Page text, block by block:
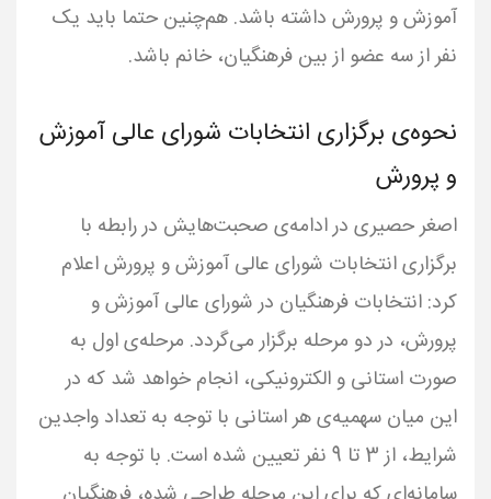
آموزش و پرورش داشته باشد. هم‌چنین حتما باید یک
نفر از سه عضو از بین فرهنگیان، خانم باشد.
نحوه‌ی برگزاری انتخابات شورای عالی آموزش
و پرورش
اصغر حصیری در ادامه‌ی صحبت‌هایش در رابطه با
برگزاری انتخابات شورای عالی آموزش و پرورش اعلام
کرد: انتخابات فرهنگیان در شورای عالی آموزش و
پرورش، در دو مرحله برگزار می‌گردد. مرحله‌ی اول به
صورت استانی و الکترونیکی، انجام خواهد شد که در
این میان سهمیه‌ی هر استانی با توجه به تعداد واجدین
شرایط، از 3 تا 9 نفر تعیین شده است. با توجه به